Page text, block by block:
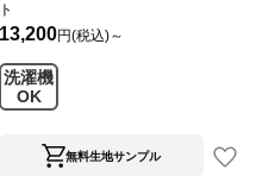
ト
13,200円(税込)～
洗濯機
OK
無料生地サンプル